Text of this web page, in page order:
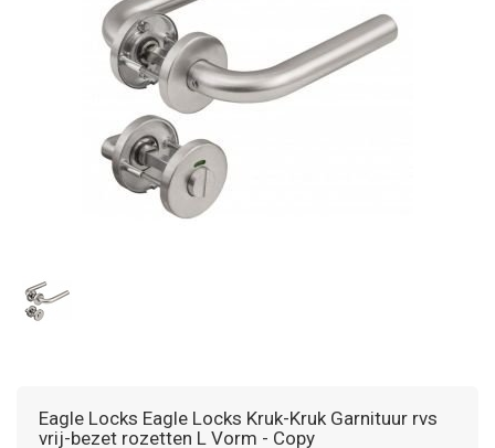
Eagle Locks Eagle Locks Kruk-Kruk Garnituur rvs
vrij-bezet rozetten L Vorm - Copy